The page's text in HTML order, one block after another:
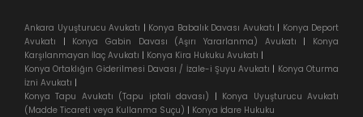
Ankara Uyuşturucu Avukatı | Konya Babalık Davası Avukatı | Konya Deport
Avukatı | Konya Gabin Davası (Aşırı Yararlanma) Avukatı | Konya
Karşılanmayan İlaç Avukatı | Konya Kira Hukuku Avukatı |
Konya Ortaklığın Giderilmesi Davası / İzale-i Şuyu Avukatı | Konya Oturma
İzni Avukatı |
Konya Tapu Avukatı (Tapu iptali davası) | Konya Uyuşturucu Avukatı
(Madde Ticareti veya Kullanma Suçu) | Konya İdare Hukuku